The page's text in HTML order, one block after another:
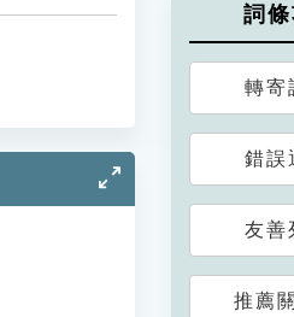
詞
轉寄
錯誤
友善
推薦